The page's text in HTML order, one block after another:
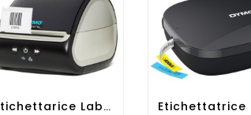
Etichettarice Labelwriter...